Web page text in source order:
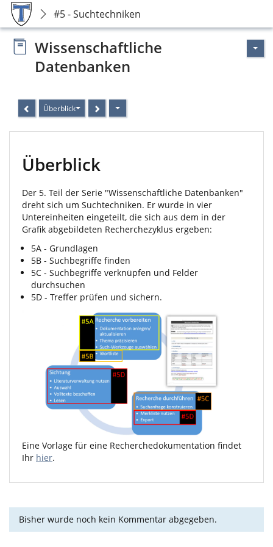
#5 - Suchtechniken
Wissenschaftliche
Datenbanken
Überblick
Überblick
Der 5. Teil der Serie "Wissenschaftliche Datenbanken"
dreht sich um Suchtechniken. Er wurde in vier
Untereinheiten eingeteilt, die sich aus dem in der
Grafik abgebildeten Recherchezyklus ergeben:
5A - Grundlagen
5B - Suchbegriffe finden
5C - Suchbegriffe verknüpfen und Felder
durchsuchen
5D - Treffer prüfen und sichern.
Eine Vorlage für eine Recherchedokumentation findet
Ihr hier.
Bisher wurde noch kein Kommentar abgegeben.